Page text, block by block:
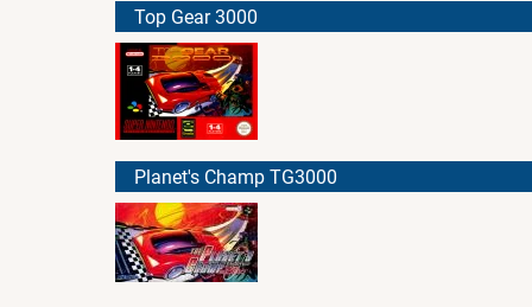
Top Gear 3000
Planet's Champ TG3000